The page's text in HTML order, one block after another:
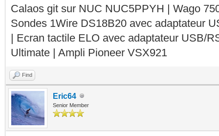
Calaos git sur NUC NUC5PPYH | Wago
Sondes 1Wire DS18B20 avec adaptateur
| Ecran tactile ELO avec adaptateur USB/
Ultimate | Ampli Pioneer VSX921
Find
Eric64
Senior Member